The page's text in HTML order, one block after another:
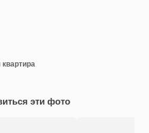
эти фото